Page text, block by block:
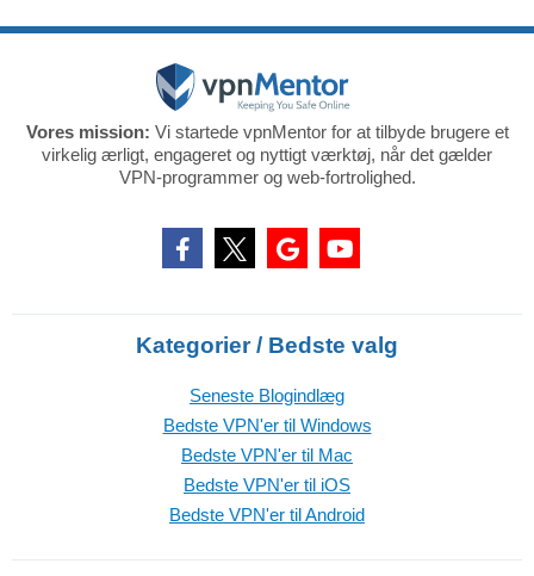
Vores mission: Vi startede vpnMentor for at tilbyde brugere et
virkelig ærligt, engageret og nyttigt værktøj, når det gælder
VPN-programmer og web-fortrolighed.
Kategorier / Bedste valg
Seneste Blogindlæg
Bedste VPN'er til Windows
Bedste VPN'er til Mac
Bedste VPN'er til iOS
Bedste VPN'er til Android